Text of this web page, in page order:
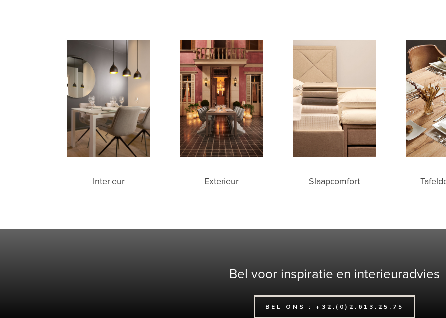
Interieur Exterieur Slaapcomfort
Bel voor inspiratie en interieuradvies
BEL ONS : +32.(0)2.613.25.75